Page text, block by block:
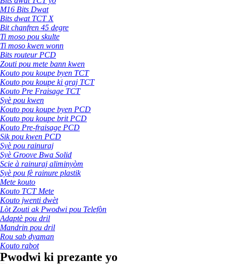
M16 Bits Dwat
Bits dwat TCT X
Bit chanfren 45 degre
Ti moso pou skulte
Ti moso kwen wonn
Bits routeur PCD
Zouti pou mete bann kwen
Kouto pou koupe byen TCT
Kouto pou koupe ki graj TCT
Kouto Pre Fraisage TCT
Syè pou kwen
Kouto pou koupe byen PCD
Kouto pou koupe brit PCD
Kouto Pre-fraisage PCD
Sik pou kwen PCD
Syè pou rainuraj
Syè Groove Bwa Solid
Scie à rainuraj aliminyòm
Syè pou fè rainure plastik
Mete kouto
Kouto TCT Mete
Kouto jwenti dwèt
Lòt Zouti ak Pwodwi pou Telefòn
Adaptè pou dril
Mandrin pou dril
Rou sab dyaman
Kouto rabot
Pwodwi ki prezante yo